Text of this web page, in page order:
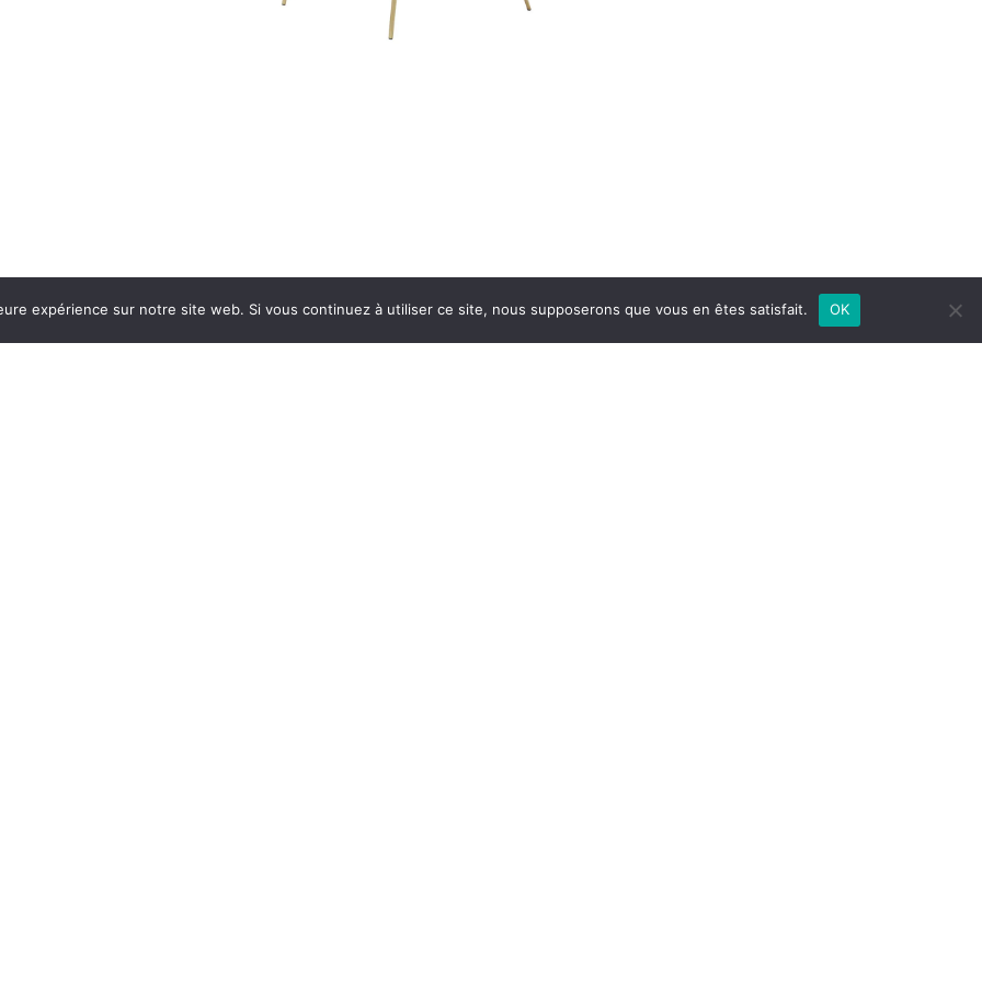
expérience sur notre site web. Si vous continuez à utiliser ce site, nous supposerons que vous en êtes satisfait. OK